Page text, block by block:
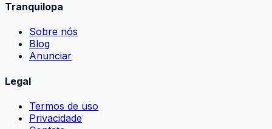
Tranquilopa
Sobre nós
Blog
Anunciar
Legal
Termos de uso
Privacidade